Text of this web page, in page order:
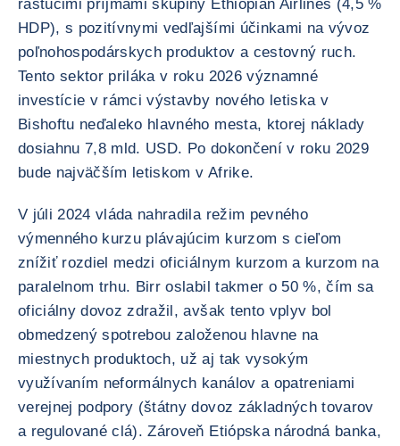
rastúcimi príjmami skupiny Ethiopian Airlines (4,5 %
HDP), s pozitívnymi vedľajšími účinkami na vývoz
poľnohospodárskych produktov a cestovný ruch.
Tento sektor priláka v roku 2026 významné
investície v rámci výstavby nového letiska v
Bishoftu neďaleko hlavného mesta, ktorej náklady
dosiahnu 7,8 mld. USD. Po dokončení v roku 2029
bude najväčším letiskom v Afrike.
V júli 2024 vláda nahradila režim pevného
výmenného kurzu plávajúcim kurzom s cieľom
znížiť rozdiel medzi oficiálnym kurzom a kurzom na
paralelnom trhu. Birr oslabil takmer o 50 %, čím sa
oficiálny dovoz zdražil, avšak tento vplyv bol
obmedzený spotrebou založenou hlavne na
miestnych produktoch, už aj tak vysokým
využívaním neformálnych kanálov a opatreniami
verejnej podpory (štátny dovoz základných tovarov
a regulované clá). Zároveň Etiópska národná banka,